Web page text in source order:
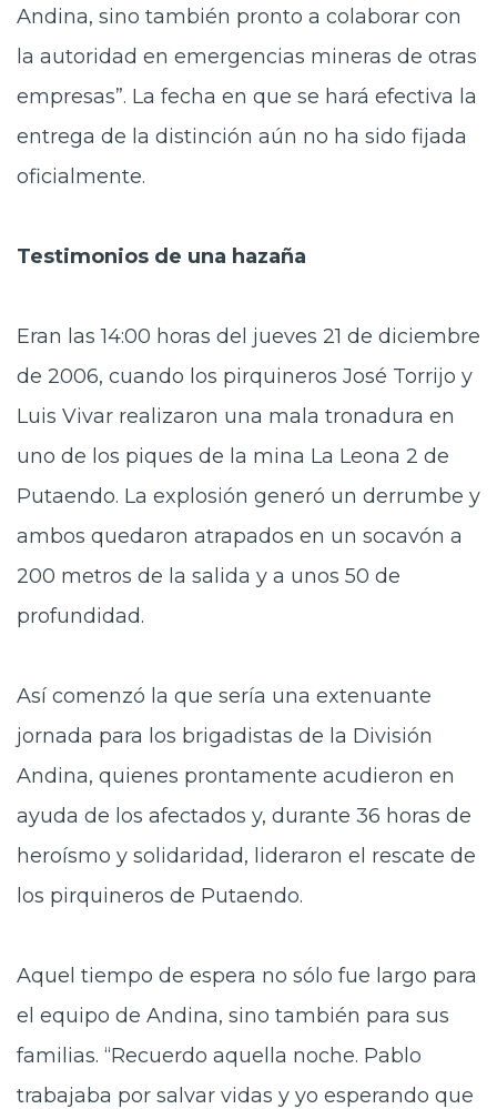
Andina, sino también pronto a colaborar con
la autoridad en emergencias mineras de otras
empresas”. La fecha en que se hará efectiva la
entrega de la distinción aún no ha sido fijada
oficialmente.
Testimonios de una hazaña
Eran las 14:00 horas del jueves 21 de diciembre
de 2006, cuando los pirquineros José Torrijo y
Luis Vivar realizaron una mala tronadura en
uno de los piques de la mina La Leona 2 de
Putaendo. La explosión generó un derrumbe y
ambos quedaron atrapados en un socavón a
200 metros de la salida y a unos 50 de
profundidad.
Así comenzó la que sería una extenuante
jornada para los brigadistas de la División
Andina, quienes prontamente acudieron en
ayuda de los afectados y, durante 36 horas de
heroísmo y solidaridad, lideraron el rescate de
los pirquineros de Putaendo.
Aquel tiempo de espera no sólo fue largo para
el equipo de Andina, sino también para sus
familias. “Recuerdo aquella noche. Pablo
trabajaba por salvar vidas y yo esperando que